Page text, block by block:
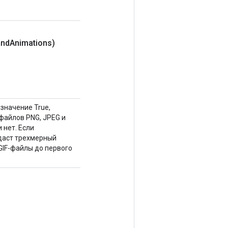
Animations)
True,
PNG, JPEG и
нет. Если
трехмерный
файлы до первого